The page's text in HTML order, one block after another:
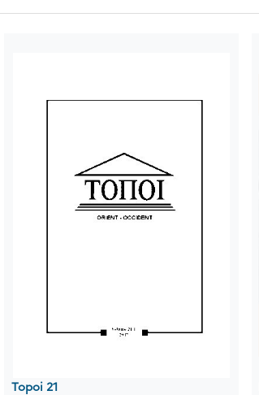
Topoi 21